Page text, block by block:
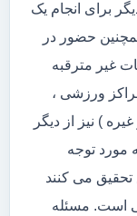
برای انجام یک
حضور در
غیر مترقبه
ورزشی ،
) نیز از دیگر
مورد توجه
تحقیق می کنند
است. مسئله